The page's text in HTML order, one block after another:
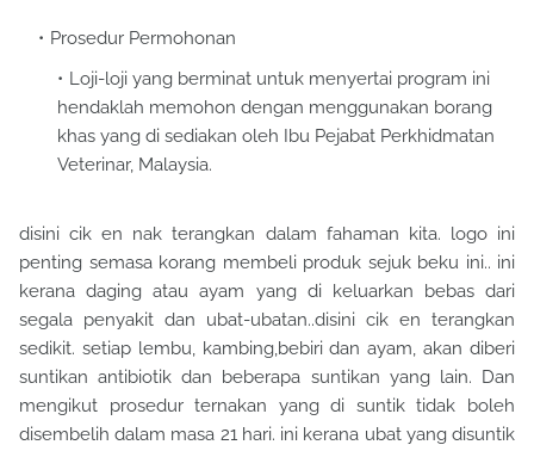
Prosedur Permohonan
Loji-loji yang berminat untuk menyertai program ini
hendaklah memohon dengan menggunakan borang
khas yang di sediakan oleh Ibu Pejabat Perkhidmatan
Veterinar, Malaysia.
disini cik en nak terangkan dalam fahaman kita. logo ini
penting semasa korang membeli produk sejuk beku ini.. ini
kerana daging atau ayam yang di keluarkan bebas dari
segala penyakit dan ubat-ubatan..disini cik en terangkan
sedikit. setiap lembu, kambing,bebiri dan ayam, akan diberi
suntikan antibiotik dan beberapa suntikan yang lain. Dan
mengikut prosedur ternakan yang di suntik tidak boleh
disembelih dalam masa 21 hari. ini kerana ubat yang disuntik